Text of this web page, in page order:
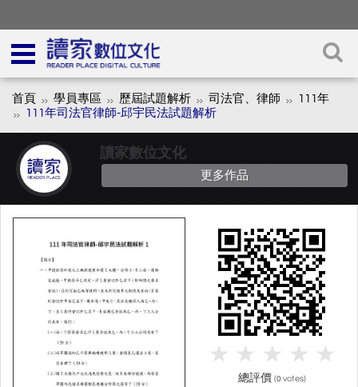
首頁 學員專區 歷屆試題解析 司法官、律師
111年
111年司法官律師-邱宇民法試題解析
讀家數位文化
更多作品
總評價 (0 votes)